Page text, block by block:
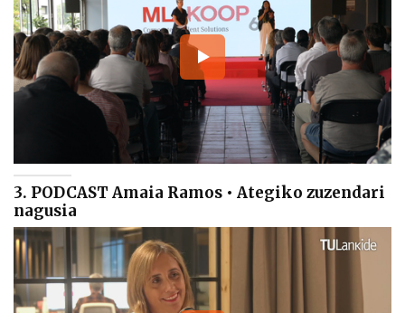
3. PODCAST Amaia Ramos • Ategiko zuzendari
nagusia